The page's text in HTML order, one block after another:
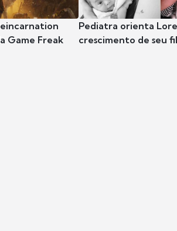
Game Freak
Pediatra orienta
crescimento de seu